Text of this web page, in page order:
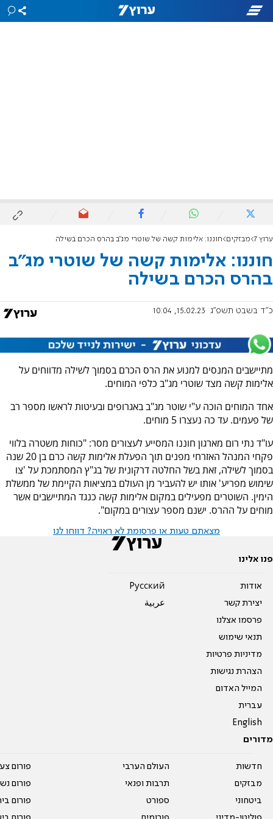
ערוץ 7 מבזקים חוננו: אלימות קשה של שוטרי מג"ב בהרס הכרם בשילה
חוננו: אלימות קשה של שוטרי מג"ב
בהרס הכרם בשילה
כ"ד בשבט תשפ"ג 15.02.23, 10:04
מתיישבים המנסים למנוע את הרס הכרם בסמוך לשילה מדווחים על
אלימות קשה מצד שוטרי מג"ב כלפי המוחים.
אחד המוחים הוכה ע"י שוטר מג"ב באגרופים ובעיטות לראשו מספר רב
של פעמים. עד כה נעצרו 5 מוחים.
עו"ד נתי רום מארגון חוננו המסייע לעצורים מסר: "כוחות משטרה בלווי
פקחי המנהל האזרחי מפנים תוך הפעלת אלימות קשה כרם בן 20 שנה
בסמוך לשילה, זאת בשל החלטה דרקונית של בג"ץ המסתמכת על 'צו
שימוש מפריע' אותו יש להעביר מן העולם במציאות הקיימת של ממשלת
הימין. השוטרים מפעילים במקום אלימות קשה כנגד המתיישבים אשר
מוחים על ההרס. ישנם מספר עצורים במקום".
מצאתם טעות או פרסומת לא ראויה? דווחו לנו
פנו אלינו
אודות
יצירת קשר
פרסמו אצלנו
תנאי שימוש
מדיניות פרטיות
הצהרת נגישות
המייל האדום
עברית
English
Pусский
عربية
מדורים
חדשות
מבזקים
ביטחוני
העולם הערבי
תרבות ופנאי
ספורט
פורום
פורום
פורום